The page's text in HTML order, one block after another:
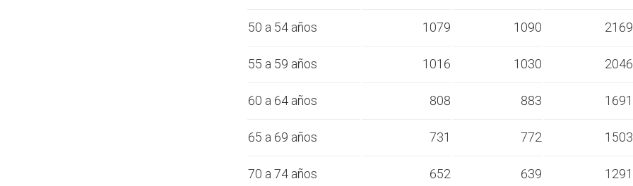
50 a 54 años 1079 1090 2169
55 a 59 años 1016 1030 2046
60 a 64 años 808 883 1691
65 a 69 años 731 772 1503
70 a 74 años 652 639 1291